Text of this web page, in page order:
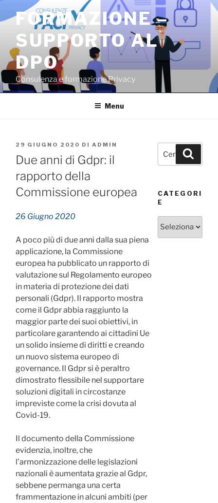
contenuto
FORMAZIONE –
SUPPORTO AL
DPO
Consulenza e formazione Privacy
Menu
PUBBLICATO
IL
29 GIUGNO 2020 DI ADMIN
Due anni di Gdpr: il
rapporto della
Commissione europea
26 Giugno 2020
A poco più di due anni dalla sua piena
applicazione, la Commissione
europea ha pubblicato un rapporto di
valutazione sul Regolamento europeo
in materia di protezione dei dati
personali (Gdpr). Il rapporto mostra
come il Gdpr abbia raggiunto la
maggior parte dei suoi obiettivi, in
particolare garantendo ai cittadini Ue
un solido insieme di diritti e creando
un nuovo sistema europeo di
governance. Il Gdpr si è peraltro
dimostrato flessibile nel supportare
soluzioni digitali in circostanze
impreviste come la crisi dovuta al
Covid-19.
Il documento della Commissione
evidenzia, inoltre, che
l’armonizzazione delle legislazioni
nazionali è aumentata grazie al Gdpr,
sebbene permanga una certa
frammentazione in alcuni ambiti (per
Cerca:
CATEGORI
E